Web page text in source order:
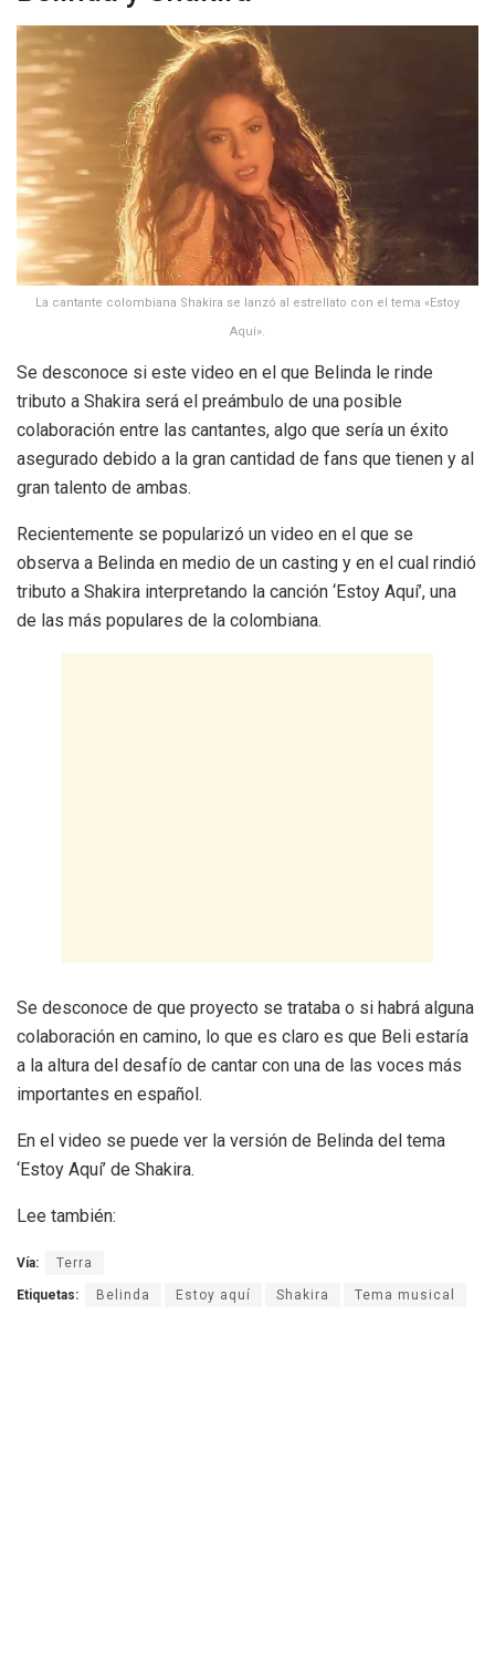
La cantante colombiana Shakira se lanzó al estrellato con el tema «Estoy
Aquí».
Se desconoce si este video en el que Belinda le rinde
tributo a Shakira será el preámbulo de una posible
colaboración entre las cantantes, algo que sería un éxito
asegurado debido a la gran cantidad de fans que tienen y al
gran talento de ambas.
Recientemente se popularizó un video en el que se
observa a Belinda en medio de un casting y en el cual rindió
tributo a Shakira interpretando la canción ‘Estoy Aquí’, una
de las más populares de la colombiana.
Se desconoce de que proyecto se trataba o si habrá alguna
colaboración en camino, lo que es claro es que Beli estaría
a la altura del desafío de cantar con una de las voces más
importantes en español.
En el video se puede ver la versión de Belinda del tema
‘Estoy Aquí’ de Shakira.
Lee también:
Vía: Terra
Etiquetas: Belinda Estoy aquí Shakira Tema musical